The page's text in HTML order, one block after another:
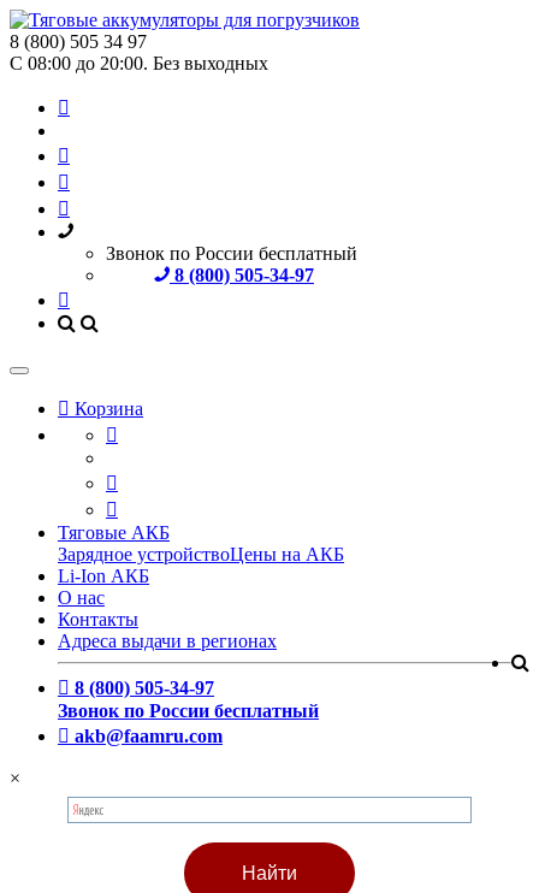
8 (800) 505 34 97
С 08:00 до 20:00. Без выходных
Звонок по России бесплатный
8 (800) 505-34-97
Корзина
Тяговые АКБ
Зарядное устройствоЦены на АКБ
Li-Ion АКБ
О нас
Контакты
Адреса выдачи в регионах
8 (800) 505-34-97
Звонок по России бесплатный
akb@faamru.com
×